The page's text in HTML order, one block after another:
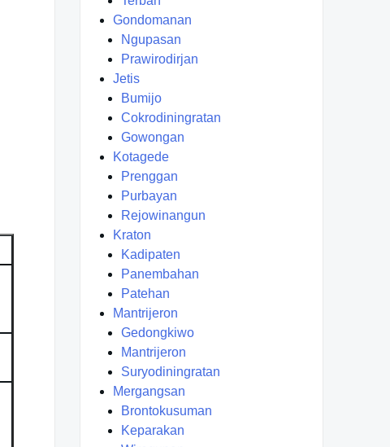
Gondomanan
Ngupasan
Prawirodirjan
Jetis
Bumijo
Cokrodiningratan
Gowongan
Kotagede
Prenggan
Purbayan
Rejowinangun
Kraton
Kadipaten
Panembahan
Patehan
Mantrijeron
Gedongkiwo
Mantrijeron
Suryodiningratan
Mergangsan
Brontokusuman
Keparakan